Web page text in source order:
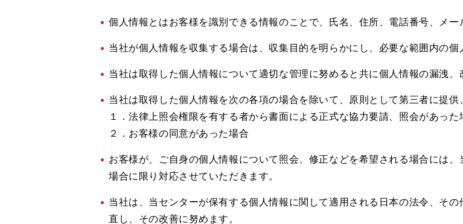
個人情報とはお客様を識別できる情報のことで、氏名、住所、電話番号、メー
当社が個人情報を収集する場合は、収集目的を明らかにし、必要な範囲内の個
当社は取得した個人情報について適切な管理に努めると共に個人情報の漏洩、
当社は取得した個人情報を次の各項の場合を除いて、原則として第三者に提供
１．法律上照会権限を有する者から書面による正式な協力要請、照会があった
２．お客様の同意があった場合
お客様が、ご自身の個人情報について照会、修正などを希望される場合には
場合に限り対応させていただきます。
当社は、当センターが保有する個人情報に関して適用される日本の法令、そ
直し、その改善に努めます。